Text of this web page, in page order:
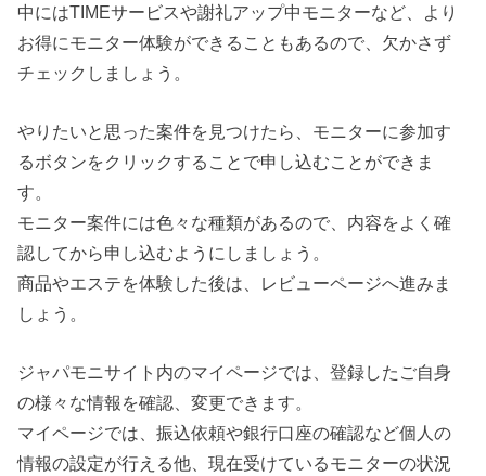
中にはTIMEサービスや謝礼アップ中モニターなど、より
お得にモニター体験ができることもあるので、欠かさず
チェックしましょう。
やりたいと思った案件を見つけたら、モニターに参加す
るボタンをクリックすることで申し込むことができま
す。
モニター案件には色々な種類があるので、内容をよく確
認してから申し込むようにしましょう。
商品やエステを体験した後は、レビューページへ進みま
しょう。
ジャパモニサイト内のマイページでは、登録したご自身
の様々な情報を確認、変更できます。
マイページでは、振込依頼や銀行口座の確認など個人の
情報の設定が行える他、現在受けているモニターの状況